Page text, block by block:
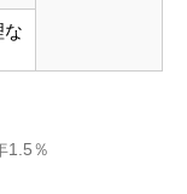
1.5％